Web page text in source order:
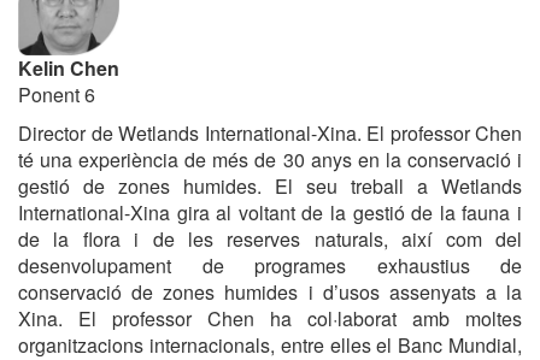
Kelin Chen
Ponent 6
Director de Wetlands International-Xina. El professor Chen
té una experiència de més de 30 anys en la conservació i
gestió de zones humides. El seu treball a Wetlands
International-Xina gira al voltant de la gestió de la fauna i
de la flora i de les reserves naturals, així com del
desenvolupament de programes exhaustius de
conservació de zones humides i d’usos assenyats a la
Xina. El professor Chen ha col·laborat amb moltes
organitzacions internacionals, entre elles el Banc Mundial,